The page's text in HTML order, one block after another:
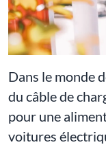
Dans le monde
du câble de
pour une
voitures